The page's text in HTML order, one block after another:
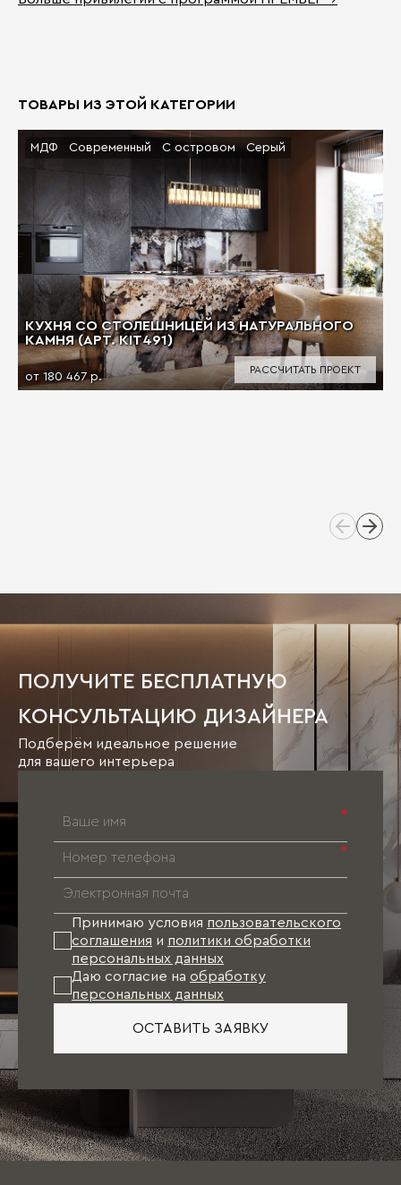
ТОВАРЫ ИЗ ЭТОЙ КАТЕГОРИИ
КУХНЯ СО СТОЛЕШНИЦЕЙ ИЗ НАТУРАЛЬНОГО
КАМНЯ (АРТ. KIT491)
от 180 467 р.
МДФ Современный С островом Серый
РАССЧИТАТЬ ПРОЕКТ
ПОЛУЧИТЕ БЕСПЛАТНУЮ
КОНСУЛЬТАЦИЮ ДИЗАЙНЕРА
Подберём идеальное решение
для вашего интерьера
*
*
Принимаю условия пользовательского
соглашения и политики обработки
персональных данных
Даю согласие на обработку
персональных данных
ОСТАВИТЬ ЗАЯВКУ